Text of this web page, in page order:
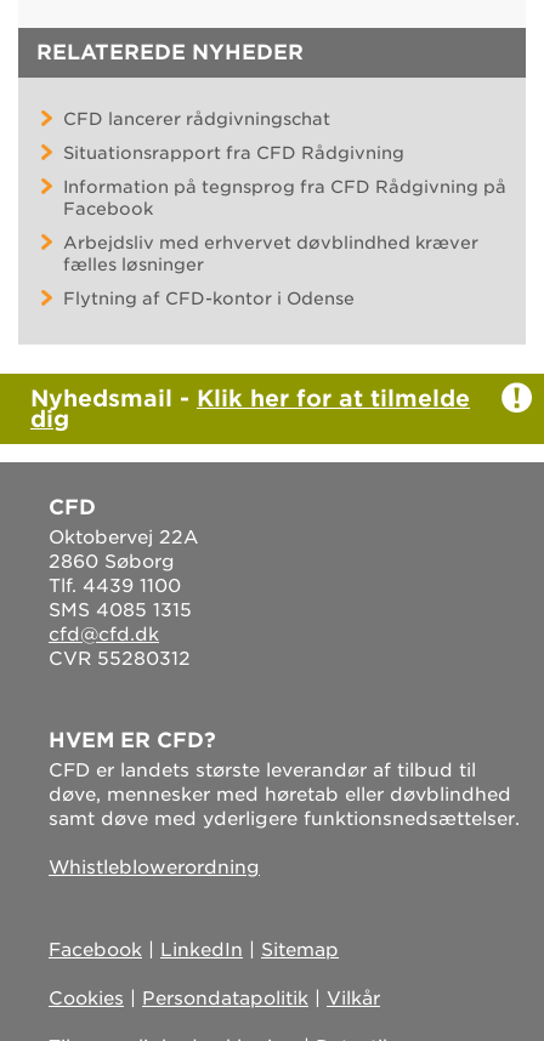
RELATEREDE NYHEDER
CFD lancerer rådgivningschat
Situationsrapport fra CFD Rådgivning
Information på tegnsprog fra CFD Rådgivning på
Facebook
Arbejdsliv med erhvervet døvblindhed kræver
fælles løsninger
Flytning af CFD-kontor i Odense
Nyhedsmail - Klik her for at tilmelde
dig
CFD
Oktobervej 22A
2860 Søborg
Tlf. 4439 1100
SMS 4085 1315
cfd@cfd.dk
CVR 55280312
HVEM ER CFD?
CFD er landets største leverandør af tilbud til
døve, mennesker med høretab eller døvblindhed
samt døve med yderligere funktionsnedsættelser.
Whistleblowerordning
Facebook LinkedIn Sitemap
Cookies Persondatapolitik Vilkår